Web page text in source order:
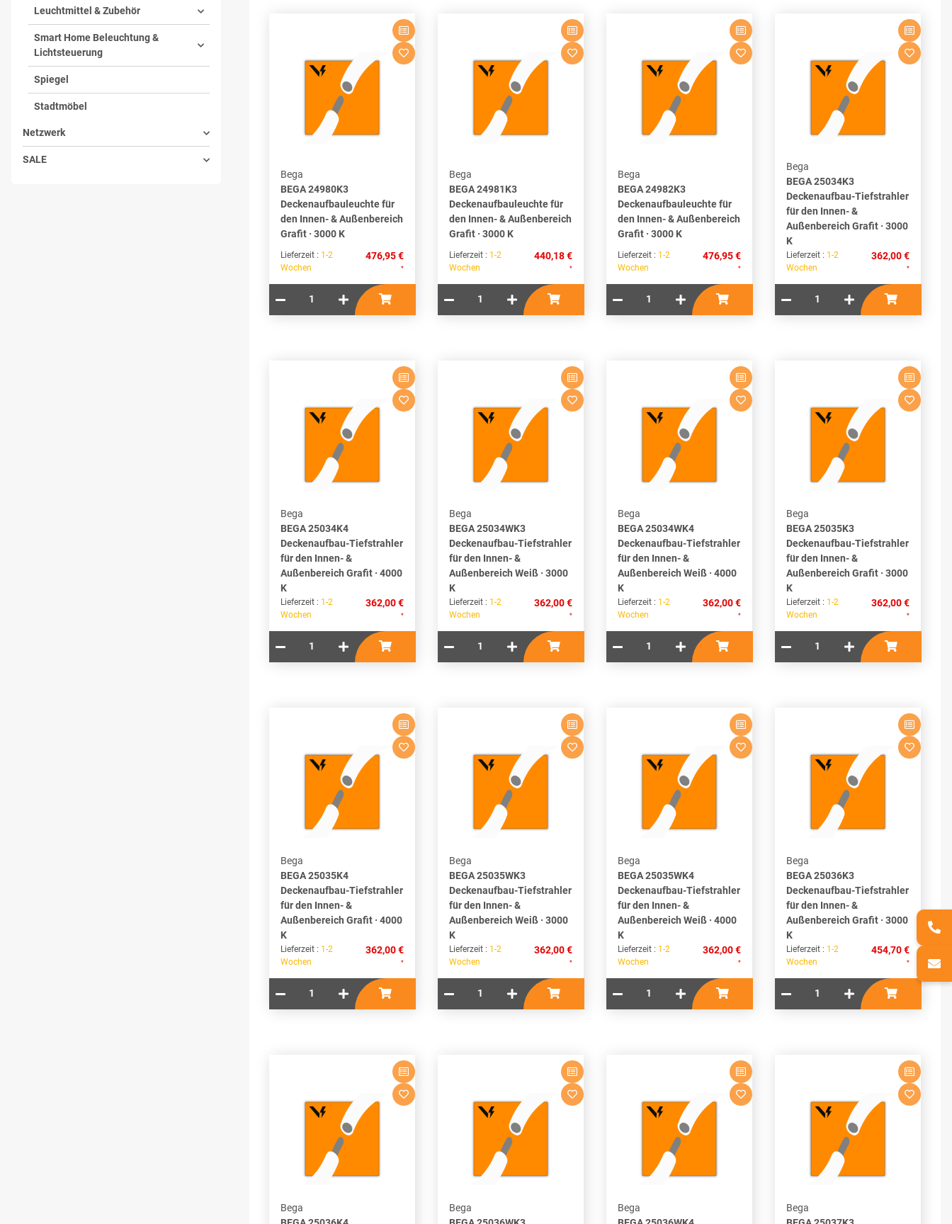
Bega
BEGA 24980K3
Deckenaufbauleuchte für
den Innen- & Außenbereich
Grafit · 3000 K
Lieferzeit : 1-2
Wochen
476,95 €
*
Bega
BEGA 24981K3
Deckenaufbauleuchte für
den Innen- & Außenbereich
Grafit · 3000 K
Lieferzeit : 1-2
Wochen
440,18 €
*
Bega
BEGA 24982K3
Deckenaufbauleuchte für
den Innen- & Außenbereich
Grafit · 3000 K
Lieferzeit : 1-2
Wochen
476,95 €
*
Bega
BEGA 25034K3
Deckenaufbau-Tiefstrahler
für den Innen- &
Außenbereich Grafit · 3000
K
Lieferzeit : 1-2
Wochen
362,00 €
*
Bega
BEGA 25034K4
Deckenaufbau-Tiefstrahler
für den Innen- &
Außenbereich Grafit · 4000
K
Lieferzeit : 1-2
Wochen
362,00 €
*
Bega
BEGA 25034WK3
Deckenaufbau-Tiefstrahler
für den Innen- &
Außenbereich Weiß · 3000
K
Lieferzeit : 1-2
Wochen
362,00 €
*
Bega
BEGA 25034WK4
Deckenaufbau-Tiefstrahler
für den Innen- &
Außenbereich Weiß · 4000
K
Lieferzeit : 1-2
Wochen
362,00 €
*
Bega
BEGA 25035K3
Deckenaufbau-Tiefstrahler
für den Innen- &
Außenbereich Grafit · 3000
K
Lieferzeit : 1-2
Wochen
362,00 €
*
Bega
BEGA 25035K4
Deckenaufbau-Tiefstrahler
für den Innen- &
Außenbereich Grafit · 4000
K
Lieferzeit : 1-2
Wochen
362,00 €
*
Bega
BEGA 25035WK3
Deckenaufbau-Tiefstrahler
für den Innen- &
Außenbereich Weiß · 3000
K
Lieferzeit : 1-2
Wochen
362,00 €
*
Bega
BEGA 25035WK4
Deckenaufbau-Tiefstrahler
für den Innen- &
Außenbereich Weiß · 4000
K
Lieferzeit : 1-2
Wochen
362,00 €
*
Bega
BEGA 25036K3
Deckenaufbau-Tiefstrahler
für den Innen- &
Außenbereich Grafit · 3000
K
Lieferzeit : 1-2
Wochen
454,70 €
*
Bega
Bega
Bega
Bega
Leuchtmittel & Zubehör
Smart Home Beleuchtung &
Lichtsteuerung
Spiegel
Stadtmöbel
Netzwerk
SALE